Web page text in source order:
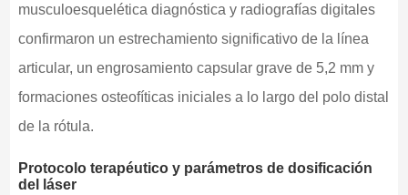
musculoesquelética diagnóstica y radiografías digitales
confirmaron un estrechamiento significativo de la línea
articular, un engrosamiento capsular grave de 5,2 mm y
formaciones osteofíticas iniciales a lo largo del polo distal
de la rótula.
Protocolo terapéutico y parámetros de dosificación
del láser